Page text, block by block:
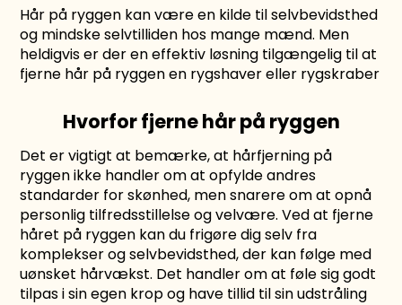
Hår på ryggen kan være en kilde til selvbevidsthed
og mindske selvtilliden hos mange mænd. Men
heldigvis er der en effektiv løsning tilgængelig til at
fjerne hår på ryggen en rygshavereller rygskraber
Hvorfor fjerne hår på ryggen
Det er vigtigt at bemærke, at hårfjerning på
ryggen ikke handler om at opfylde andres
standarder for skønhed, men snarere om at opnå
personlig tilfredsstillelse og velvære. Ved at fjerne
håret på ryggen kan du frigøre dig selv fra
komplekser og selvbevidsthed, der kan følge med
uønsket hårvækst. Det handler om at føle sig godt
tilpas i sin egen krop og have tillid til sin udstråling